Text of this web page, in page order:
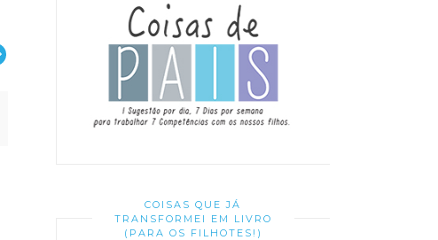
COISAS QUE JÁ
TRANSFORMEI EM LIVRO
(PARA OS FILHOTES!)